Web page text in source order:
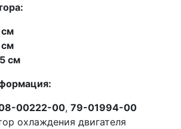
см
00222-00, 79-01994-00
охлаждения двигателя